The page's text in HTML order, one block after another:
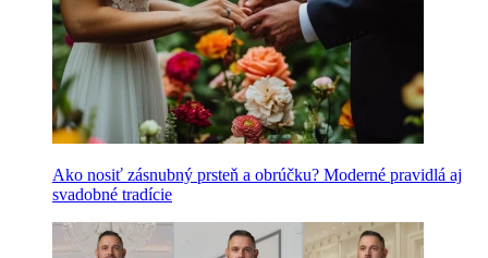
Ako nosiť zásnubný prsteň a obrúčku? Moderné pravidlá aj
svadobné tradície